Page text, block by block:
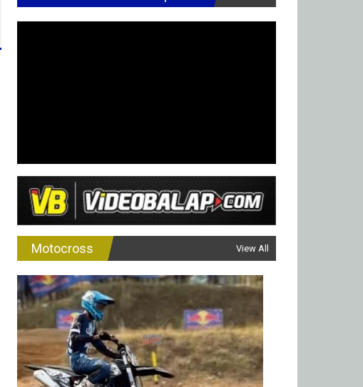
Motocross View All